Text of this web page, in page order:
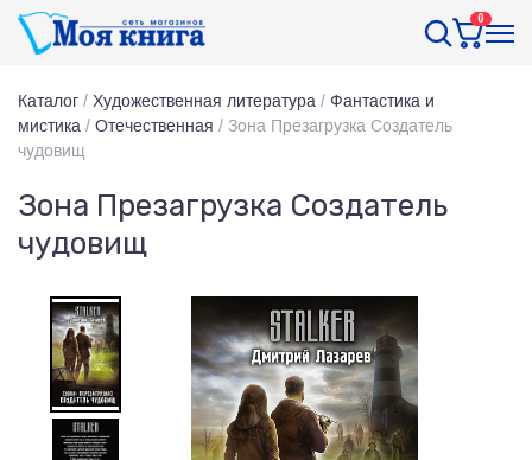
0
Каталог / Художественная литература / Фантастика и
мистика / Отечественная / Зона Презагрузка Создатель
чудовищ
Зона Презагрузка Создатель
чудовищ